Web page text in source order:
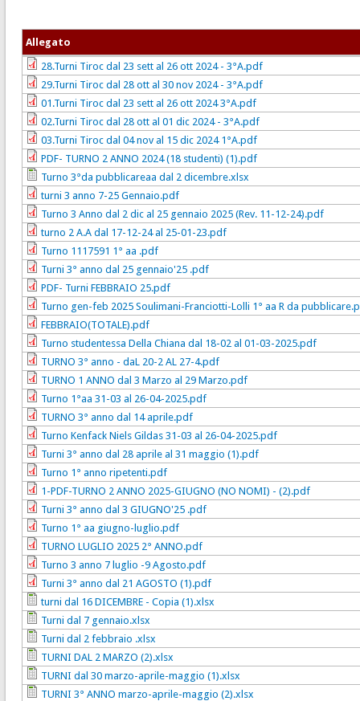
Allegato
28.Turni Tiroc dal 23 sett al 26 ott 2024 - 3°A.pdf
29.Turni Tiroc dal 28 ott al 30 nov 2024 - 3°A.pdf
01.Turni Tiroc dal 23 sett al 26 ott 2024 3°A.pdf
02.Turni Tiroc dal 28 ott al 01 dic 2024 - 3°A.pdf
03.Turni Tiroc dal 04 nov al 15 dic 2024 1°A.pdf
PDF- TURNO 2 ANNO 2024 (18 studenti) (1).pdf
Turno 3°da pubblicareaa dal 2 dicembre.xlsx
turni 3 anno 7-25 Gennaio.pdf
Turno 3 Anno dal 2 dic al 25 gennaio 2025 (Rev. 11-12-24).pdf
turno 2 A.A dal 17-12-24 al 25-01-23.pdf
Turno 1117591 1° aa .pdf
Turni 3° anno dal 25 gennaio'25 .pdf
PDF- Turni FEBBRAIO 25.pdf
Turno gen-feb 2025 Soulimani-Franciotti-Lolli 1° aa R da
FEBBRAIO(TOTALE).pdf
Turno studentessa Della Chiana dal 18-02 al 01-03-2025.pdf
TURNO 3° anno - daL 20-2 AL 27-4.pdf
TURNO 1 ANNO dal 3 Marzo al 29 Marzo.pdf
Turno 1°aa 31-03 al 26-04-2025.pdf
TURNO 3° anno dal 14 aprile.pdf
Turno Kenfack Niels Gildas 31-03 al 26-04-2025.pdf
Turni 3° anno dal 28 aprile al 31 maggio (1).pdf
Turno 1° anno ripetenti.pdf
1-PDF-TURNO 2 ANNO 2025-GIUGNO (NO NOMI) - (2).pdf
Turni 3° anno dal 3 GIUGNO'25 .pdf
Turno 1° aa giugno-luglio.pdf
TURNO LUGLIO 2025 2° ANNO.pdf
Turno 3 anno 7 luglio -9 Agosto.pdf
Turni 3° anno dal 21 AGOSTO (1).pdf
turni dal 16 DICEMBRE - Copia (1).xlsx
Turni dal 7 gennaio.xlsx
Turni dal 2 febbraio .xlsx
TURNI DAL 2 MARZO (2).xlsx
TURNI dal 30 marzo-aprile-maggio (1).xlsx
TURNI 3° ANNO marzo-aprile-maggio (2).xlsx